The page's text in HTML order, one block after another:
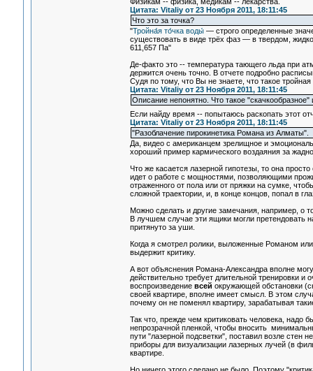
Цитата: Vitaliy от 23 Ноября 2011, 18:11:45
Что это за точка?
"Тройна́я то́чка воды́— строго определенные
существовать в виде трёх фаз — в твердом,
611,657 Па"
Де-факто это -- температура тающего льда при
держится очень точно. В отчете подробно
Судя по тому, что Вы не знаете, что такое
Цитата: Vitaliy от 23 Ноября 2011, 18:11:45
Описание непонятно. Что такое "скачкообразное"
Если найду время -- попытаюсь раскопать этот
Цитата: Vitaliy от 23 Ноября 2011, 18:11:45
"Разоблачение пирокинетика Романа из Алматы".
Да, видео с американцем зрелищное и
хороший пример кармического воздаяния за
Что же касается лазерной гипотезы, то она
идет о работе с мощностями, позволяющими
отраженного от пола или от пряжки на сумке,
сложной траектории, и, в конце концов, попал в
Можно сделать и другие замечания, например, о
В лучшем случае эти ящики могли претендовать
притянуто за уши.
Когда я смотрел ролики, выложенные Романом
выдержит критику.
А вот объяснения Романа-Александра вполне
действительно требует длительной тренировки и
воспроизведение всей окружающей обстановки
своей квартире, вполне имеет смысл. В этом
почему он не поменял квартиру, зарабатывая
Так что, прежде чем критиковать человека, надо
непрозрачной пленкой, чтобы вносить
пути "лазерной подсветки", поставил возле
приборы для визуализации лазерных лучей (в
квартире.